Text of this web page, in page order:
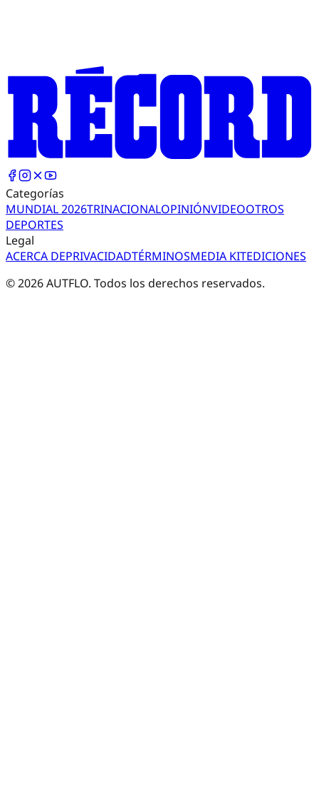
Categorías
MUNDIAL 2026TRINACIONALOPINIÓNVIDEOOTROS
DEPORTES
Legal
ACERCA DEPRIVACIDADTÉRMINOSMEDIA KITEDICIONES
©2026AUTFLO. Todos los derechos reservados.